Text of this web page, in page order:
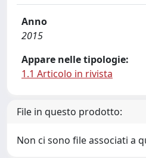
Anno
2015
Appare nelle tipologie:
1.1 Articolo in rivista
File in questo prodotto:
Non ci sono file associati a